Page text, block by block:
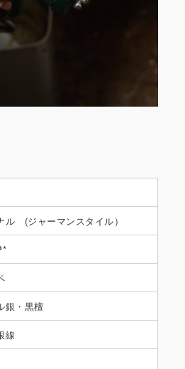
ル (ジャーマンスタイル）
銀・黒檀
線